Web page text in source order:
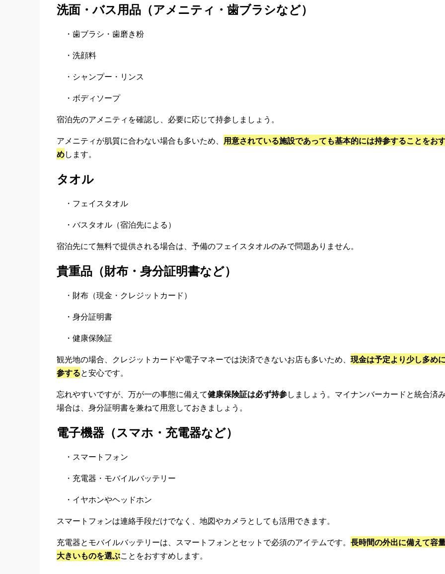
洗面・バス用品（アメニティ・歯ブラシなど）
・歯ブラシ・歯磨き粉
・洗顔料
・シャンプー・リンス
・ボディソープ
宿泊先のアメニティを確認し、必要に応じて持参しましょう。
アメニティが肌質に合わない場合も多いため、 用意されている施設であっても基本的には持参することをお
めします。
タオル
・フェイスタオル
・バスタオル（宿泊先による）
宿泊先にて無料で提供される場合は、予備のフェイスタオルのみで問題ありません。
貴重品（財布・身分証明書など）
・財布（現金・クレジットカード）
・身分証明書
・健康保険証
観光地の場合、クレジットカードや電子マネーでは決済できないお店も多いため、 現金は予定より少し多め
参すると安心です。
忘れやすいですが、万が一の事態に備えて健康保険証は必ず持参しましょう。マイナンバーカードと統合済
場合は、身分証明書を兼ねて用意しておきましょう。
電子機器（スマホ・充電器など）
・スマートフォン
・充電器・モバイルバッテリー
・イヤホンやヘッドホン
スマートフォンは連絡手段だけでなく、地図やカメラとしても活用できます。
充電器とモバイルバッテリーは、スマートフォンとセットで必須のアイテムです。 長時間の外出に備えて容
大きいものを選ぶことをおすすめします。